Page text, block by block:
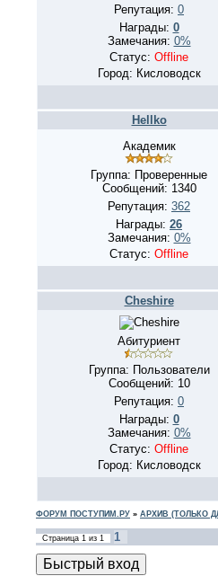
Репутация: 0
Награды: 0
Замечания: 0%
Статус: Offline
Город: Кисловодск
Hellko
Академик
Группа: Проверенные
Сообщений: 1340
Репутация: 362
Награды: 26
Замечания: 0%
Статус: Offline
Cheshire
Абитуриент
Группа: Пользователи
Сообщений: 10
Репутация: 0
Награды: 0
Замечания: 0%
Статус: Offline
Город: Кисловодск
ФОРУМ ПОСТУПИМ.РУ » АРХИВ (ТОЛЬКО
Страница 1 из 1
1